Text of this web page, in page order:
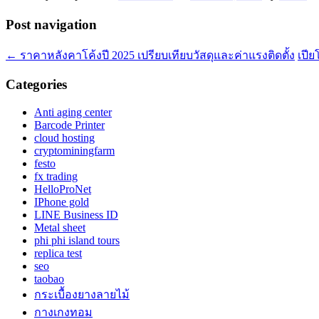
Post navigation
← ราคาหลังคาโค้งปี 2025 เปรียบเทียบวัสดุและค่าแรงติดตั้ง เปี
Categories
Anti aging center
Barcode Printer
cloud hosting
cryptominingfarm
festo
fx trading
HelloProNet
IPhone gold
LINE Business ID
Metal sheet
phi phi island tours
replica test
seo
taobao
กระเบื้องยางลายไม้
กางเกงทอม